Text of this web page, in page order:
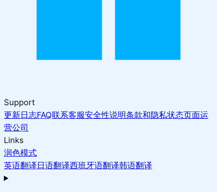
Support
更新日志FAQ联系客服安全性说明条款和隐私状态页面运
营公司
Links
润色模式
英语翻译 日语翻译西班牙语翻译韩语翻译